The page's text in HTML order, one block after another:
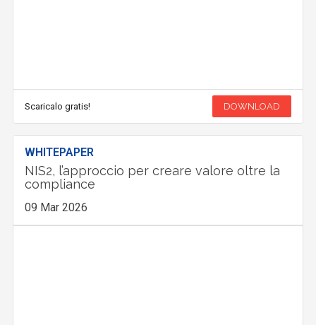
Scaricalo gratis! DOWNLOAD
WHITEPAPER
NIS2, l’approccio per creare valore oltre la
compliance
09 Mar 2026